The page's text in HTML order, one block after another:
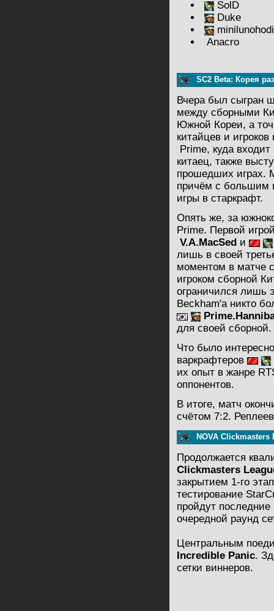
SolD
Duke
Anacrо
SC2 Beta: Корея
Вчера был сыгран
между сборными
Южной Кореи, а
китайцев и
Prime, куда
китаец, также
прошедших играх.
причём с большим
игры в старкрафт.
Опять же, за
Prime. Первой
V.A.MacSed и
лишь в своей
моментом в матче
игроком сборной
ограничился лишь
Beckham'a никто
для своей сборной.
Что было
варкрафтеров
их опыт в жанре
оппонентов.
В итоге, матч
счётом 7:2. Реплеев
NOVA
Продолжается
Clickmasters
закрытием 1-го
тестирование
пройдут последние
очередной раунд
Центральным
Incredible Panic.
сетки виннеров.